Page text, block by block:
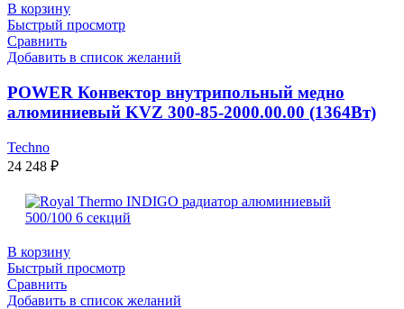
В корзину
Быстрый просмотр
Сравнить
Добавить в список желаний
POWER Конвектор внутрипольный медно
алюминиевый KVZ 300-85-2000.00.00 (1364Вт)
Techno
24 248 ₽
В корзину
Быстрый просмотр
Сравнить
Добавить в список желаний